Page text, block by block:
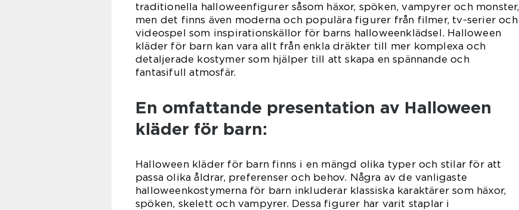
traditionella halloweenfigurer såsom häxor, spöken, vampyrer och monster,
men det finns även moderna och populära figurer från filmer, tv-serier och
videospel som inspirationskällor för barns halloweenklädsel. Halloween
kläder för barn kan vara allt från enkla dräkter till mer komplexa och
detaljerade kostymer som hjälper till att skapa en spännande och
fantasifull atmosfär.
En omfattande presentation av Halloween
kläder för barn:
Halloween kläder för barn finns i en mängd olika typer och stilar för att
passa olika åldrar, preferenser och behov. Några av de vanligaste
halloweenkostymerna för barn inkluderar klassiska karaktärer som häxor,
spöken, skelett och vampyrer. Dessa figurer har varit staplar i